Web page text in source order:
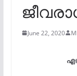
June 22, 2020